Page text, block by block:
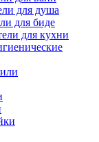
для душа
для биде
для кухни